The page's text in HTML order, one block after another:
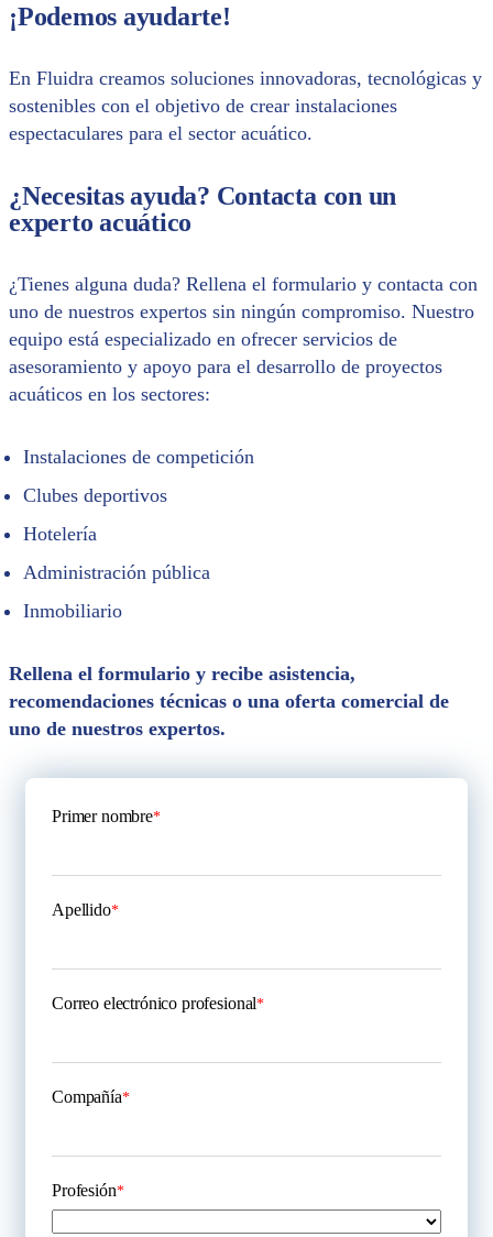
¡Podemos ayudarte!
En Fluidra creamos soluciones innovadoras, tecnológicas y
sostenibles con el objetivo de crear instalaciones
espectaculares para el sector acuático.
¿Necesitas ayuda? Contacta con un
experto acuático
¿Tienes alguna duda? Rellena el formulario y contacta con
uno de nuestros expertos sin ningún compromiso. Nuestro
equipo está especializado en ofrecer servicios de
asesoramiento y apoyo para el desarrollo de proyectos
acuáticos en los sectores:
Instalaciones de competición
Clubes deportivos
Hotelería
Administración pública
Inmobiliario
Rellena el formulario y recibe asistencia,
recomendaciones técnicas o una oferta comercial de
uno de nuestros expertos.
Primer nombre*
Apellido*
Correo electrónico profesional*
Compañía*
Profesión*